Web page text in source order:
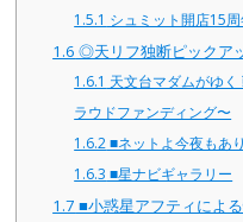
1.5.1 シュミット開店15
1.6 ◎天リフ独断ピックア
1.6.1 天文台マダムがゆ
ラウドファンディング〜
1.6.2■ネットよ今夜もあ
1.6.3 ■星ナビギャラリー
1.7 ■小惑星アフティによ